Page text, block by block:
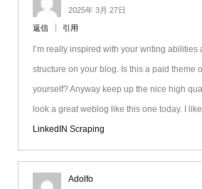
2025年 3月 27日
返信 引用
I’m really inspired with your writing abilities
structure on your blog. Is this a paid theme
yourself? Anyway keep up the nice high
look a great weblog like this one today. I
LinkedIN Scraping
Adolfo